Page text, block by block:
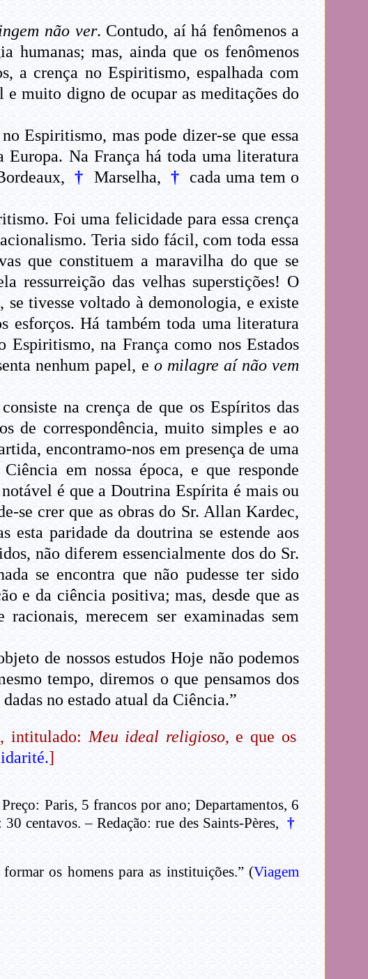
não ver. Contudo, aí há fenômenos a
humanas; mas, ainda que os fenômenos
a crença no Espiritismo, espalhada com
muito digno de ocupar as meditações do
Espiritismo, mas pode dizer-se que essa
Europa. Na França há toda uma literatura
† Marselha, † cada uma tem o
Foi uma felicidade para essa crença
Teria sido fácil, com toda essa
que constituem a maravilha do que se
ressurreição das velhas superstições! O
tivesse voltado à demonologia, e existe
esforços. Há também toda uma literatura
na França como nos Estados
nenhum papel, e o milagre aí não vem
na crença de que os Espíritos das
de correspondência, muito simples e ao
encontramo-nos em presença de uma
em nossa época, e que responde
é que a Doutrina Espírita é mais ou
se crer que as obras do Sr. Allan Kardec,
paridade da doutrina se estende aos
não diferem essencialmente dos do Sr.
se encontra que não pudesse ter sido
e da ciência positiva; mas, desde que as
merecem ser examinadas sem
de nossos estudos Hoje não podemos
tempo, diremos o que pensamos dos
no estado atual da Ciência.”
intitulado: Meu ideal religioso, e que os
]
Paris, 5 francos por ano; Departamentos, 6
centavos. – Redação: rue des Saints-Pères, †
os homens para as instituições.” (Viagem